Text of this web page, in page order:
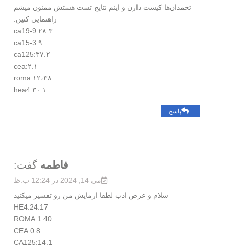
تخمدان‌ها کیست دارن و اینم نتایج تست هستش ممنون میشم
راهنمایی کنین.
ca19-9:۲۸.۳
ca15-3:۹
ca125:۳۷.۲
cea:۲.۱
roma:۱۲،۳۸
hea4:۳۰.۱
پاسخ
فاطمه گفت:
می 14, 2024 در 12:24 ب.ظ
سلام و عرض ادب لطفا ازمایش من رو تفسیر میکنید
HE4:24.17
ROMA:1.40
CEA:0.8
CA125:14.1